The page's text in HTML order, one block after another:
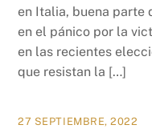
en Italia, buena parte
en el pánico por la
en las recientes
que resistan la […]
27 SEPTIEMBRE, 2022